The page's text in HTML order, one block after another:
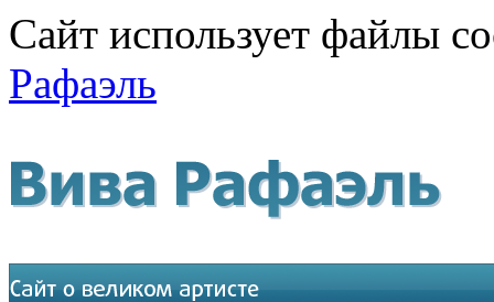
Сайт использует файлы
Рафаэль